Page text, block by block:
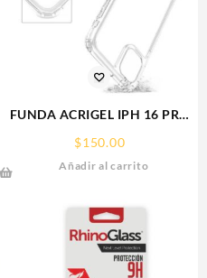
FUNDA ACRIGEL IPH 16 PRO
$150.00
Añadir al carrito